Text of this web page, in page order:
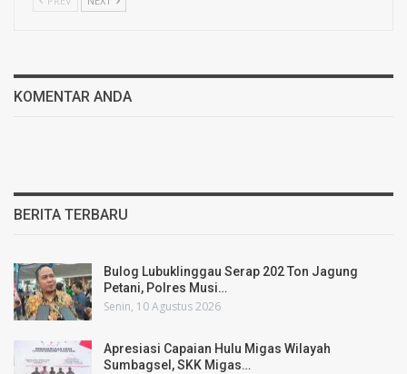
KOMENTAR ANDA
BERITA TERBARU
Bulog Lubuklinggau Serap 202 Ton Jagung
Petani, Polres Musi…
Senin, 10 Agustus 2026
Apresiasi Capaian Hulu Migas Wilayah
Sumbagsel, SKK Migas…